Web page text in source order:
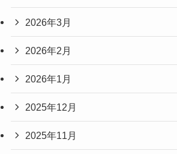
2026年3月
2026年2月
2026年1月
2025年12月
2025年11月